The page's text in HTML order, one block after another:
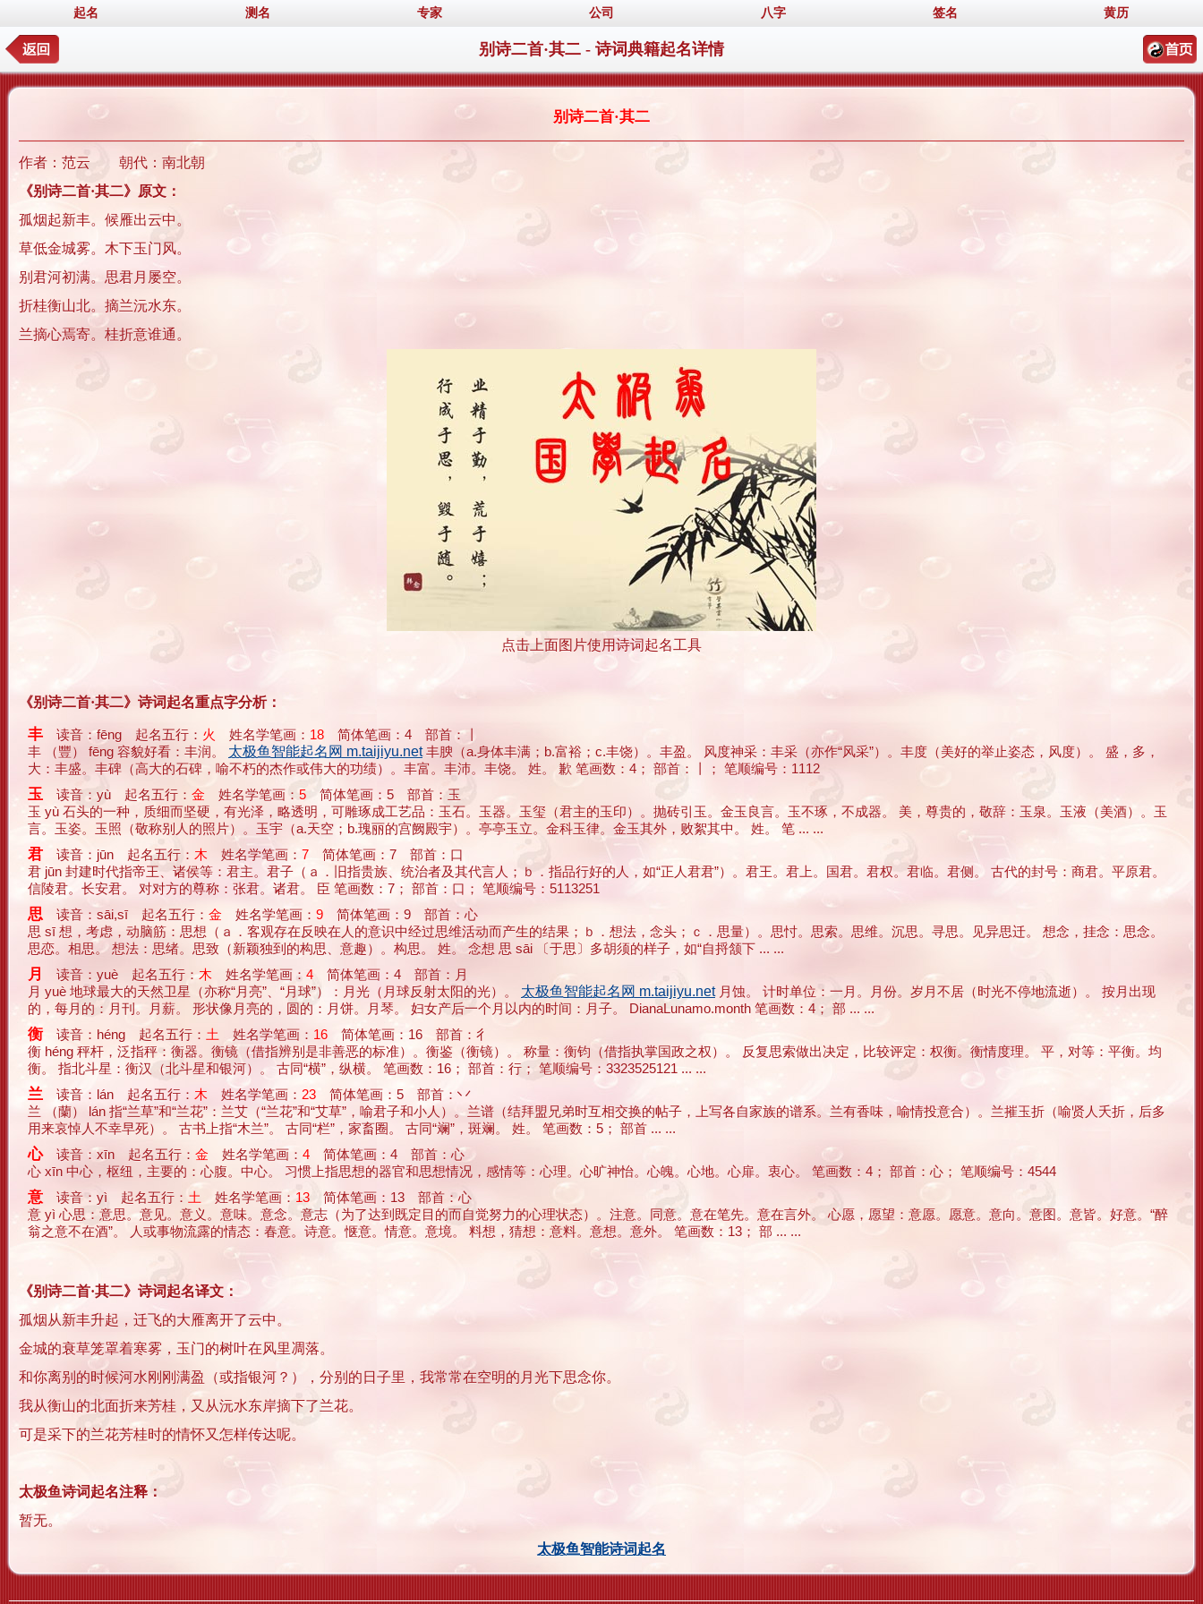
起名 测名 专家 公司 八字 签名 黄历
别诗二首·其二 - 诗词典籍起名详情
别诗二首·其二
作者：范云 朝代：南北朝
《别诗二首·其二》原文：
孤烟起新丰。候雁出云中。
草低金城雾。木下玉门风。
别君河初满。思君月屡空。
折桂衡山北。摘兰沅水东。
兰摘心焉寄。桂折意谁通。
点击上面图片使用诗词起名工具
《别诗二首·其二》诗词起名重点字分析：
丰 读音：fēng 起名五行： 火 姓名学笔画： 18 简体笔画：4 部首：丨
丰 （豐） fēng 容貌好看：丰润。 太极鱼智能起名网 m.taijiyu.net丰腴（a.身体丰满；b.富裕；c.丰饶）。丰盈。 风度神采：丰采（亦作“风采”）。丰度（美好的举止姿态，风度）。 盛，多，
大：丰盛。丰碑（高大的石碑，喻不朽的杰作或伟大的功绩）。丰富。丰沛。丰饶。 姓。 歉 笔画数：4； 部首：丨； 笔顺编号：1112
玉 读音：yù 起名五行： 金 姓名学笔画： 5 简体笔画：5 部首：玉
玉 yù 石头的一种，质细而坚硬，有光泽，略透明，可雕琢成工艺品：玉石。玉器。玉玺（君主的玉印）。抛砖引玉。金玉良言。玉不琢，不成器。 美，尊贵的，敬辞：玉泉。玉液（美酒）。玉
言。玉姿。玉照（敬称别人的照片）。玉宇（a.天空；b.瑰丽的宫阙殿宇）。亭亭玉立。金科玉律。金玉其外，败絮其中。 姓。 笔 ... ...
君 读音：jūn 起名五行： 木 姓名学笔画： 7 简体笔画：7 部首：口
君 jūn 封建时代指帝王、诸侯等：君主。君子（ａ．旧指贵族、统治者及其代言人；ｂ．指品行好的人，如“正人君君”）。君王。君上。国君。君权。君临。君侧。 古代的封号：商君。平原君。
信陵君。长安君。 对对方的尊称：张君。诸君。 臣 笔画数：7； 部首：口； 笔顺编号：5113251
思 读音：sāi,sī 起名五行： 金 姓名学笔画： 9 简体笔画：9 部首：心
思 sī 想，考虑，动脑筋：思想（ａ．客观存在反映在人的意识中经过思维活动而产生的结果；ｂ．想法，念头；ｃ．思量）。思忖。思索。思维。沉思。寻思。见异思迁。 想念，挂念：思念。
思恋。相思。 想法：思绪。思致（新颖独到的构思、意趣）。构思。 姓。 念想 思 sāi 〔于思〕多胡须的样子，如“自捋颔下 ... ...
月 读音：yuè 起名五行：木 姓名学笔画： 4 简体笔画：4 部首：月
月 yuè 地球最大的天然卫星（亦称“月亮”、“月球”）：月光（月球反射太阳的光）。 太极鱼智能起名网 m.taijiyu.net月蚀。 计时单位：一月。月份。岁月不居（时光不停地流逝）。 按月出现
的，每月的：月刊。月薪。 形状像月亮的，圆的：月饼。月琴。 妇女产后一个月以内的时间：月子。 DianaLunamo.month 笔画数：4； 部 ... ...
衡读音：héng 起名五行： 土 姓名学笔画： 16 简体笔画：16 部首：彳
衡 héng 秤杆，泛指秤：衡器。衡镜（借指辨别是非善恶的标准）。衡鉴（衡镜）。 称量：衡钧（借指执掌国政之权）。 反复思索做出决定，比较评定：权衡。衡情度理。 平，对等：平衡。均
衡。 指北斗星：衡汉（北斗星和银河）。 古同“横”，纵横。 笔画数：16； 部首：行； 笔顺编号：3323525121 ... ...
兰 读音：lán 起名五行： 木 姓名学笔画： 23 简体笔画：5 部首：丷
兰 （蘭） lán 指“兰草”和“兰花”：兰艾（“兰花”和“艾草”，喻君子和小人）。兰谱（结拜盟兄弟时互相交换的帖子，上写各自家族的谱系。兰有香味，喻情投意合）。兰摧玉折（喻贤人夭折，后多
用来哀悼人不幸早死）。 古书上指“木兰”。 古同“栏”，家畜圈。 古同“斓”，斑斓。 姓。 笔画数：5； 部首 ... ...
心读音：xīn 起名五行： 金 姓名学笔画： 4 简体笔画：4 部首：心
心 xīn 中心，枢纽，主要的：心腹。中心。 习惯上指思想的器官和思想情况，感情等：心理。心旷神怡。心魄。心地。心扉。衷心。 笔画数：4； 部首：心； 笔顺编号：4544
意 读音：yì 起名五行： 土 姓名学笔画： 13 简体笔画：13 部首：心
意 yì 心思：意思。意见。意义。意味。意念。意志（为了达到既定目的而自觉努力的心理状态）。注意。同意。意在笔先。意在言外。 心愿，愿望：意愿。愿意。意向。意图。意皆。好意。“醉
翁之意不在酒”。 人或事物流露的情态：春意。诗意。惬意。情意。意境。 料想，猜想：意料。意想。意外。 笔画数：13； 部 ... ...
《别诗二首·其二》诗词起名译文：
孤烟从新丰升起，迁飞的大雁离开了云中。
金城的衰草笼罩着寒雾，玉门的树叶在风里凋落。
和你离别的时候河水刚刚满盈（或指银河？），分别的日子里，我常常在空明的月光下思念你。
我从衡山的北面折来芳桂，又从沅水东岸摘下了兰花。
可是采下的兰花芳桂时的情怀又怎样传达呢。
太极鱼诗词起名注释：
暂无。
太极鱼智能诗词起名